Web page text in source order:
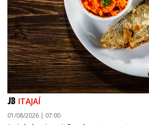
ITAJAÍ
01/08/2026 | 07:00